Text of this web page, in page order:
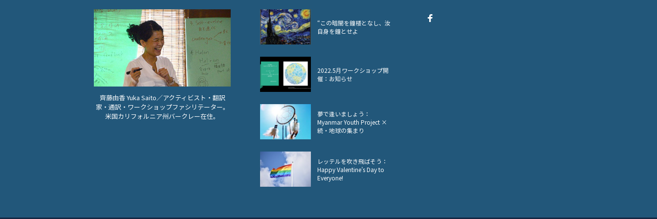
齊藤由香 Yuka Saito／アクティビスト・翻訳
家・通訳・ワークショップファシリテーター。
米国カリフォルニア州バークレー在住。
“この暗闇を鐘楼となし、汝
自身を鐘とせよ
2022.5月ワークショップ開
催：お知らせ
夢で逢いましょう：
Myanmar Youth Project ×
続・地球の集まり
レッテルを吹き飛ばそう：
Happy Valentine’s Day to
Everyone!